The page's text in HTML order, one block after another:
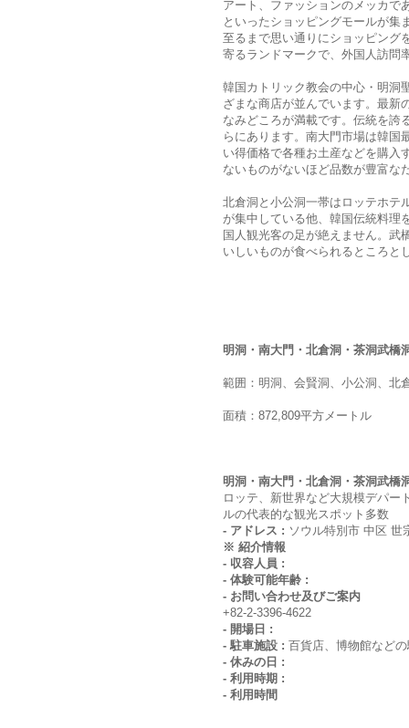
アート、ファッションのメッカで
といったショッピングモールが集
至るまで思い通りにショッピング
寄るランドマークで、外国人訪問
韓国カトリック教会の中心・明洞
ざまな商店が並んでいます。最新
なみどころが満載です。伝統を誇
らにあります。南大門市場は韓国
い得価格で各種お土産などを購入
ないものがないほど品数が豊富な
北倉洞と小公洞一帯はロッテホテ
が集中している他、韓国伝統料理
国人観光客の足が絶えません。武
いしいものが食べられるところと
明洞・南大門・北倉洞・茶洞武橋
範囲：明洞、会賢洞、小公洞、北
面積：872,809平方メートル
明洞・南大門・北倉洞・茶洞武橋
ロッテ、新世界など大規模デパー
ルの代表的な観光スポット多数
- アドレス : ソウル特別市 中区 世
※ 紹介情報
- 収容人員 :
- 体験可能年齢 :
- お問い合わせ及びご案内
+82-2-3396-4622
- 開場日 :
- 駐車施設 : 百貨店、博物館など
- 休みの日 :
- 利用時期 :
- 利用時間